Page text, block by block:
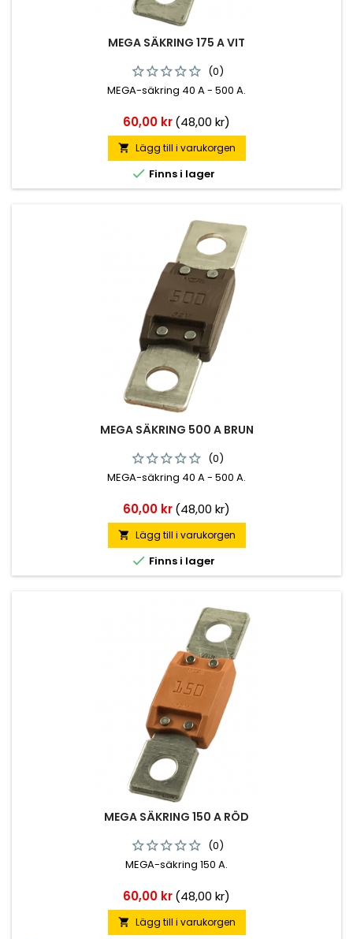
MEGA SÄKRING 175 A VIT
(0)
MEGA-säkring 40 A - 500 A.
Pris
60,00 kr(48,00 kr)
 Lägg till i varukorgen
 Finns i lager
MEGA SÄKRING 500 A BRUN
(0)
MEGA-säkring 40 A - 500 A.
Pris
60,00 kr(48,00 kr)
 Lägg till i varukorgen
 Finns i lager
MEGA SÄKRING 150 A RÖD
(0)
MEGA-säkring 150 A.
Pris
60,00 kr(48,00 kr)
 Lägg till i varukorgen